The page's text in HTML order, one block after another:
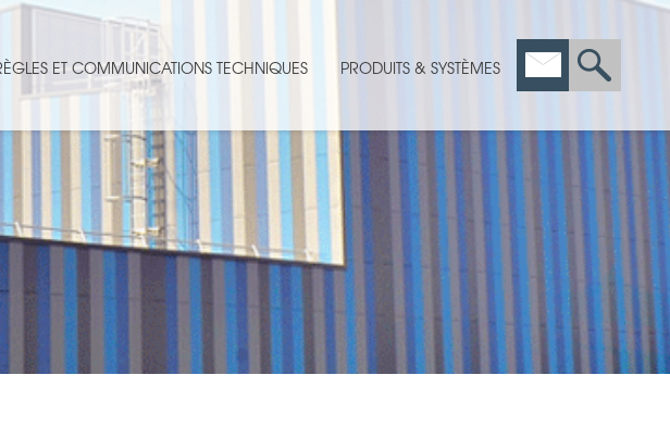
ET COMMUNICATIONS TECHNIQUES PRODUITS & SYSTÈMES